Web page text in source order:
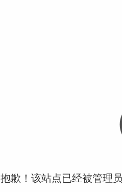
抱歉！该站点已经被管理